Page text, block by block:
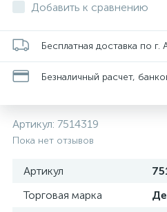
Добавить к сравнению
Бесплатная доставка по г.
Безналичный расчет,
Артикул: 7514319
Пока нет отзывов
Артикул
Торговая марка